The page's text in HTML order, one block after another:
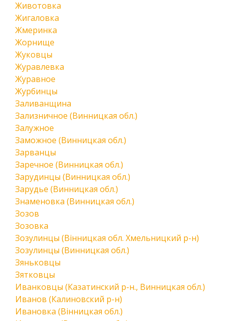
Животовка
Жигаловка
Жмеринка
Жорнище
Жуковцы
Журавлевка
Журавное
Журбинцы
Заливанщина
Зализничное (Винницкая обл.)
Залужное
Заможное (Винницкая обл.)
Зарванцы
Заречное (Винницкая обл.)
Зарудинцы (Винницкая обл.)
Зарудье (Винницкая обл.)
Знаменовка (Винницкая обл.)
Зозов
Зозовка
Зозулинцы (Вінницкая обл. Хмельницкий р-н)
Зозулинцы (Винницкая обл.)
Зяньковцы
Зятковцы
Иванковцы (Казатинский р-н., Винницкая обл.)
Иванов (Калиновский р-н)
Ивановка (Вінницкая обл.)